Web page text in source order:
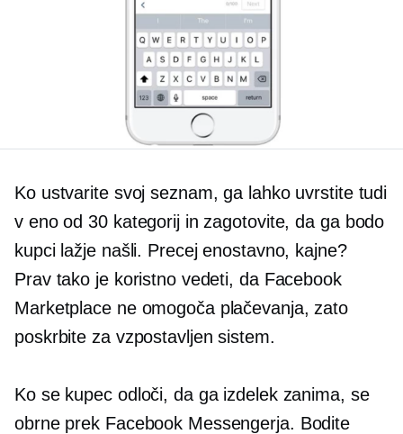
Ko ustvarite svoj seznam, ga lahko uvrstite tudi
v eno od 30 kategorij in zagotovite, da ga bodo
kupci lažje našli. Precej enostavno, kajne?
Prav tako je koristno vedeti, da Facebook
Marketplace ne omogoča plačevanja, zato
poskrbite za vzpostavljen sistem.
Ko se kupec odloči, da ga izdelek zanima, se
obrne prek Facebook Messengerja. Bodite